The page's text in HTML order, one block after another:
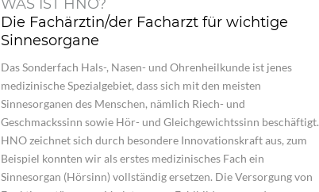
WAS IST HNO?
Die Fachärztin/der Facharzt für wichtige
Sinnesorgane
Das Sonderfach Hals-, Nasen- und Ohrenheilkunde ist jenes
medizinische Spezialgebiet, dass sich mit den meisten
Sinnesorganen des Menschen, nämlich Riech- und
Geschmackssinn sowie Hör- und Gleichgewichtssinn beschäftigt.
HNO zeichnet sich durch besondere Innovationskraft aus, zum
Beispiel konnten wir als erstes medizinisches Fach ein
Sinnesorgan (Hörsinn) vollständig ersetzen. Die Versorgung von